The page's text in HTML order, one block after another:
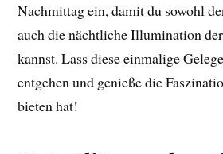
Nachmittag ein, damit du sowohl
auch die nächtliche Illumination
kannst. Lass diese einmalige
entgehen und genieße die
bieten hat!